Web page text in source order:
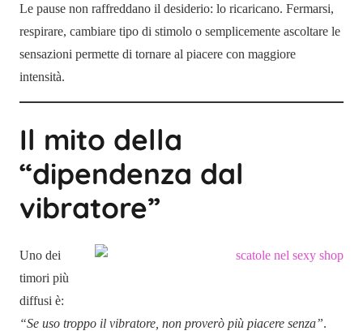
Le pause non raffreddano il desiderio: lo ricaricano. Fermarsi,
respirare, cambiare tipo di stimolo o semplicemente ascoltare le
sensazioni permette di tornare al piacere con maggiore
intensità.
Il mito della
“dipendenza dal
vibratore”
Uno dei
timori più
diffusi è:
“Se uso troppo il vibratore, non proverò più piacere senza”.